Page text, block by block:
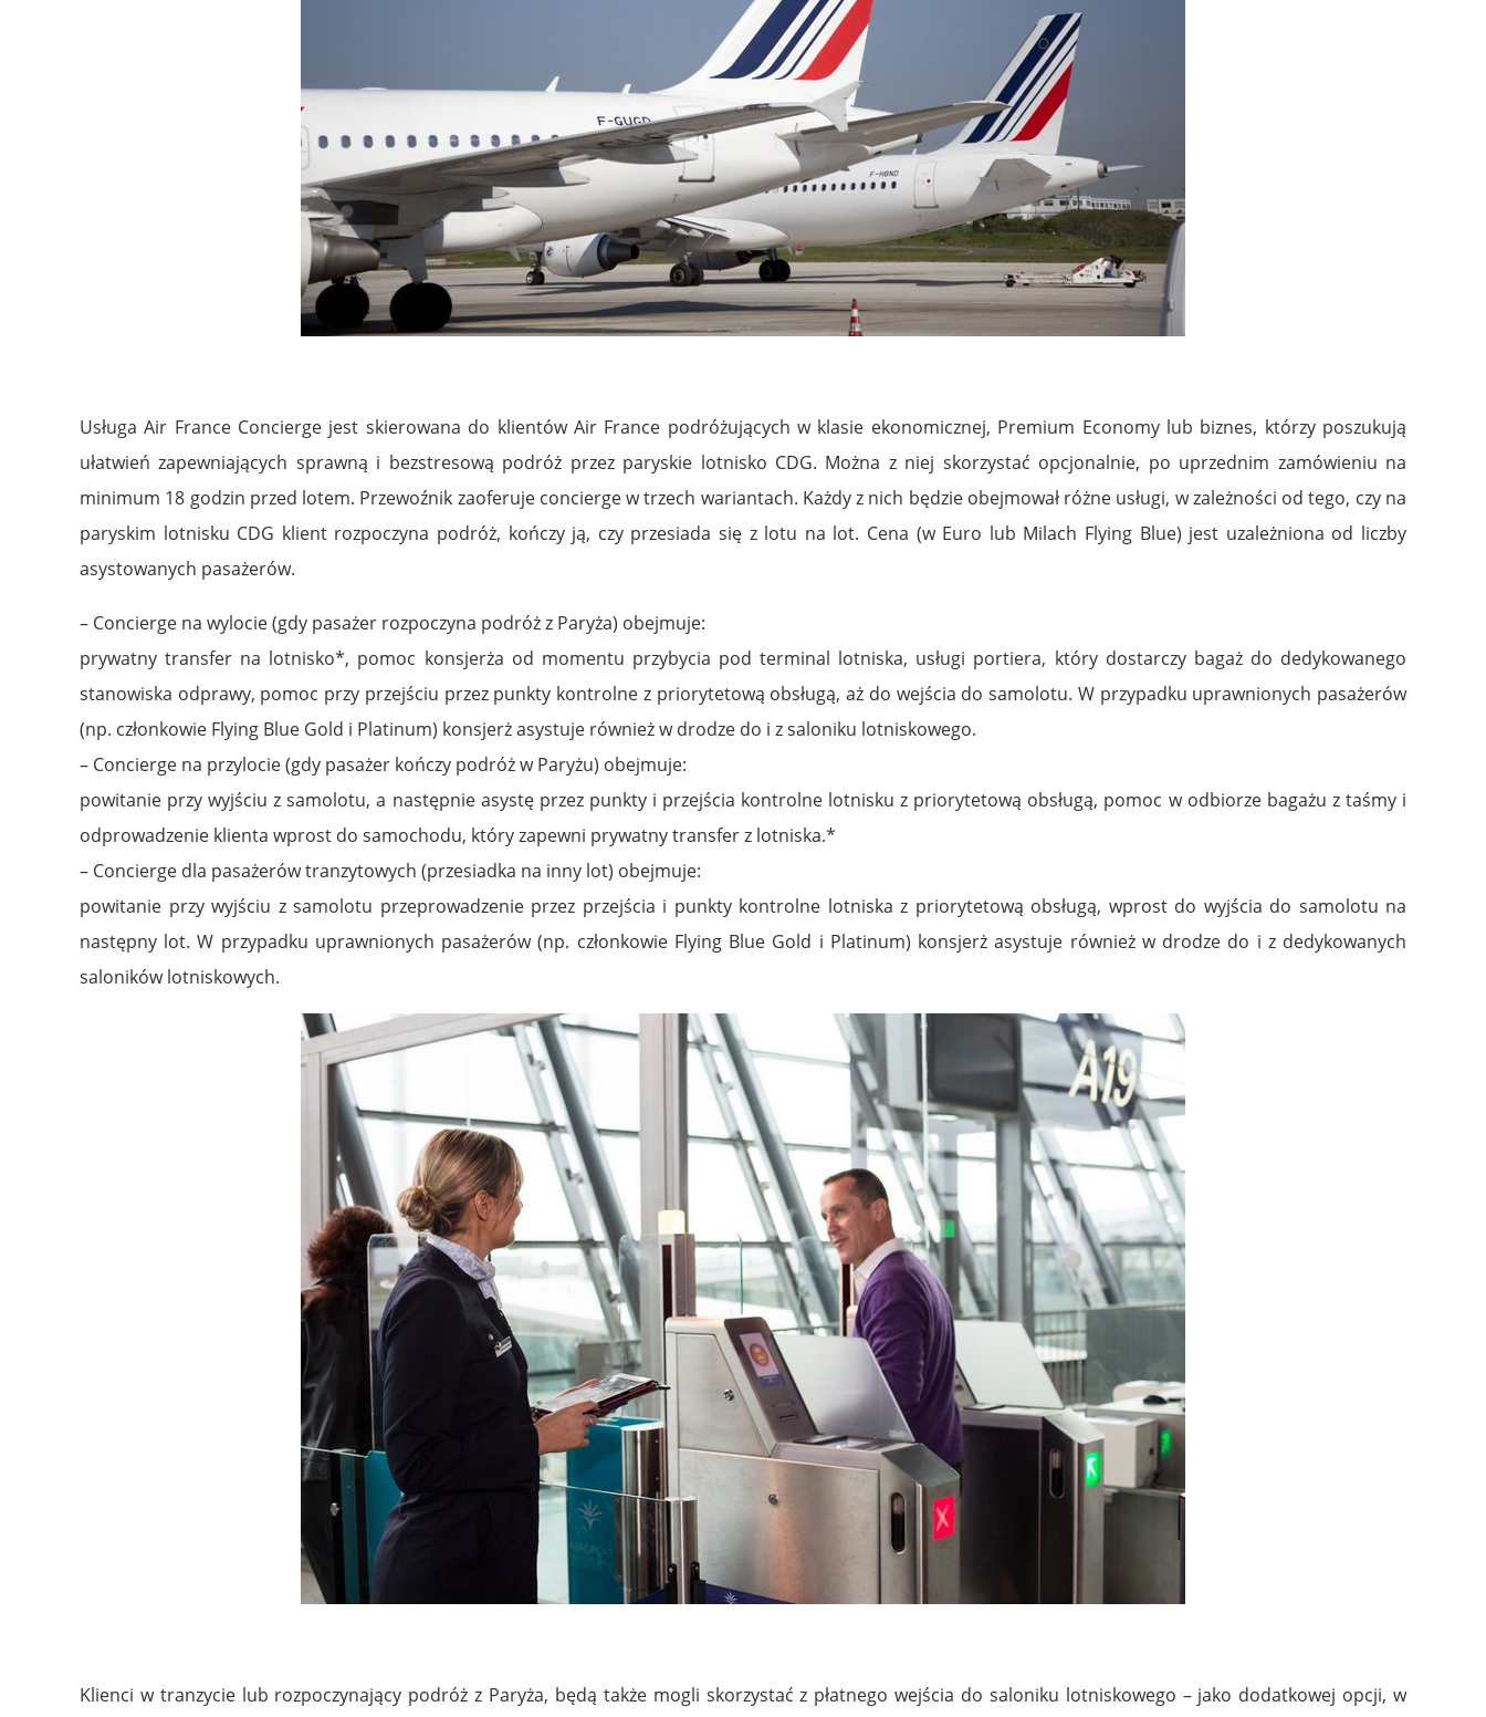
Usługa Air France Concierge jest skierowana do klientów Air France podróżujących w klasie ekonomicznej, Premium Economy lub biznes, którzy poszukują
ułatwień zapewniających sprawną i bezstresową podróż przez paryskie lotnisko CDG. Można z niej skorzystać opcjonalnie, po uprzednim zamówieniu na
minimum 18 godzin przed lotem. Przewoźnik zaoferuje concierge w trzech wariantach. Każdy z nich będzie obejmował różne usługi, w zależności od tego, czy na
paryskim lotnisku CDG klient rozpoczyna podróż, kończy ją, czy przesiada się z lotu na lot. Cena (w Euro lub Milach Flying Blue) jest uzależniona od liczby
asystowanych pasażerów.
– Concierge na wylocie (gdy pasażer rozpoczyna podróż z Paryża) obejmuje:
prywatny transfer na lotnisko*, pomoc konsjerża od momentu przybycia pod terminal lotniska, usługi portiera, który dostarczy bagaż do dedykowanego
stanowiska odprawy, pomoc przy przejściu przez punkty kontrolne z priorytetową obsługą, aż do wejścia do samolotu. W przypadku uprawnionych pasażerów
(np. członkowie Flying Blue Gold i Platinum) konsjerż asystuje również w drodze do i z saloniku lotniskowego.
– Concierge na przylocie (gdy pasażer kończy podróż w Paryżu) obejmuje:
powitanie przy wyjściu z samolotu, a następnie asystę przez punkty i przejścia kontrolne lotnisku z priorytetową obsługą, pomoc w odbiorze bagażu z taśmy i
odprowadzenie klienta wprost do samochodu, który zapewni prywatny transfer z lotniska.*
– Concierge dla pasażerów tranzytowych (przesiadka na inny lot) obejmuje:
powitanie przy wyjściu z samolotu przeprowadzenie przez przejścia i punkty kontrolne lotniska z priorytetową obsługą, wprost do wyjścia do samolotu na
następny lot. W przypadku uprawnionych pasażerów (np. członkowie Flying Blue Gold i Platinum) konsjerż asystuje również w drodze do i z dedykowanych
saloników lotniskowych.
Klienci w tranzycie lub rozpoczynający podróż z Paryża, będą także mogli skorzystać z płatnego wejścia do saloniku lotniskowego – jako dodatkowej opcji, w